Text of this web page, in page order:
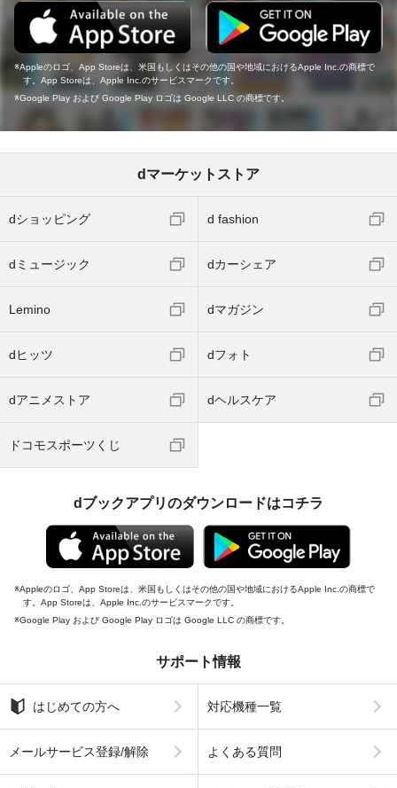
Appleのロゴ、App Storeは、米国もしくはその他の国や地域におけるApple Inc.の商標で
す。App Storeは、Apple Inc.のサービスマークです。
Google Play および Google Play ロゴは Google LLC の商標です。
dマーケットストア
dショッピング d fashion
dミュージック dカーシェア
Lemino dマガジン
dヒッツ dフォト
dアニメストア dヘルスケア
ドコモスポーツくじ
dブックアプリのダウンロードはコチラ
Appleのロゴ、App Storeは、米国もしくはその他の国や地域におけるApple Inc.の商標で
す。App Storeは、Apple Inc.のサービスマークです。
Google Play および Google Play ロゴは Google LLC の商標です。
サポート情報
はじめての方へ 対応機種一覧
メールサービス登録/解除 よくある質問